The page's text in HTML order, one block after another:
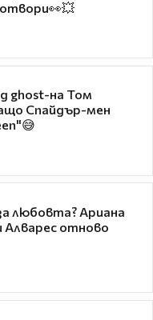
ghost-на Том
Спайдър-мен
любовта? Ариана
Алварес отново